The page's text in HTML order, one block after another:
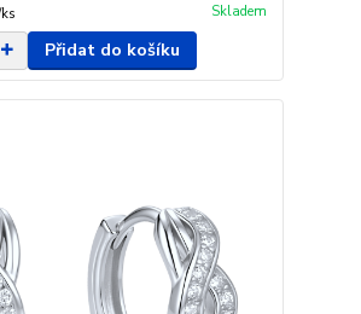
ks Skladem
Přidat do košíku